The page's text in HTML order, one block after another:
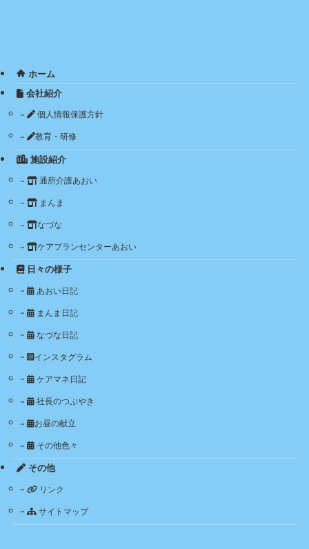
ホーム
会社紹介
個人情報保護方針
教育・研修
施設紹介
通所介護あおい
まんま
なづな
ケアプランセンターあおい
日々の様子
あおい日記
まんま日記
なづな日記
インスタグラム
ケアマネ日記
社長のつぶやき
お昼の献立
その他色々
その他
リンク
サイトマップ